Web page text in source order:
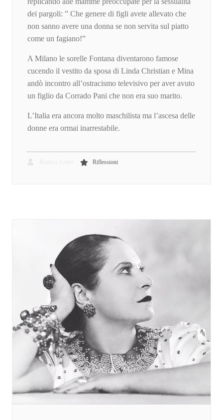
dei pargoli: ” Che genere di figli avete allevato che
non sanno avere una donna se non servita sul piatto
come un fagiano!”
A Milano le sorelle Fontana diventarono famose
cucendo il vestito da sposa di Linda Christian e Mina
andò incontro all’ostracismo televisivo per aver avuto
un figlio da Corrado Pani che non era suo marito.
L’Italia era ancora molto maschilista ma l’ascesa delle
donne era ormai inarrestabile.
Riflessioni